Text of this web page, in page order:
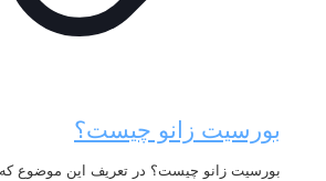
بورسیت زانو چیست؟
بورسیت زانو چیست؟ در تعریف این موضوع که